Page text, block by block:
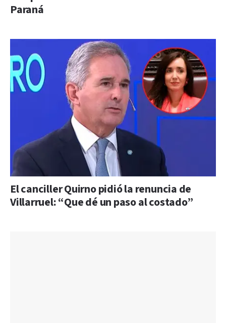
Paraná
El canciller Quirno pidió la renuncia de
Villarruel: “Que dé un paso al costado”